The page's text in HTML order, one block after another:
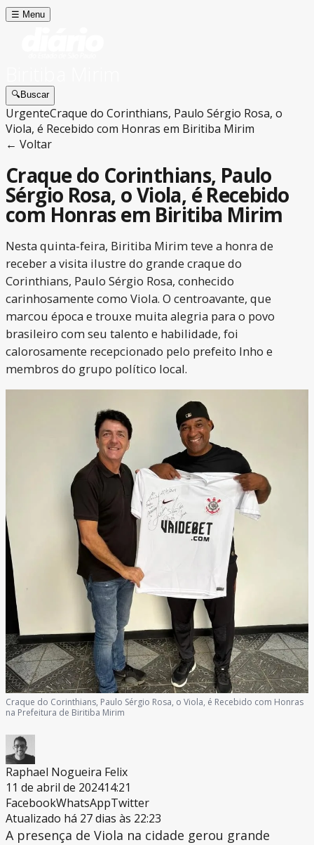
☰ Menu
🔍Buscar
UrgenteCraque do Corinthians, Paulo Sérgio Rosa, o
Viola, é Recebido com Honras em Biritiba Mirim
← Voltar
Craque do Corinthians, Paulo
Sérgio Rosa, o Viola, é Recebido
com Honras em Biritiba Mirim
Nesta quinta-feira, Biritiba Mirim teve a honra de
receber a visita ilustre do grande craque do
Corinthians, Paulo Sérgio Rosa, conhecido
carinhosamente como Viola. O centroavante, que
marcou época e trouxe muita alegria para o povo
brasileiro com seu talento e habilidade, foi
calorosamente recepcionado pelo prefeito Inho e
membros do grupo político local.
Craque do Corinthians, Paulo Sérgio Rosa, o Viola, é Recebido com Honras
na Prefeitura de Biritiba Mirim
Raphael Nogueira Felix
11 de abril de 202414:21
FacebookWhatsAppTwitter
Atualizado há 27 dias às 22:23
A presença de Viola na cidade gerou grande